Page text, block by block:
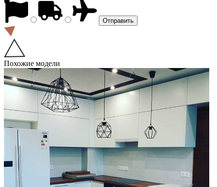
Похожие модели